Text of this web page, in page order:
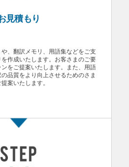
見積もり
、翻訳メモリ、用語集などをご支
作成いたします。お客さまのご要
をご提案いたします。また、用語
品質をより向上させるためのさま
案いたします。